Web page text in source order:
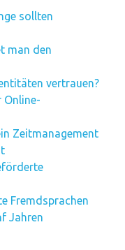
sollten
man den
vertrauen?
Online-
Zeitmanagement
Fremdsprachen
Jahren